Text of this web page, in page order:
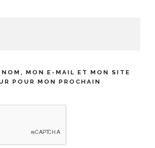
NOM, MON E-MAIL ET MON SITE
POUR MON PROCHAIN